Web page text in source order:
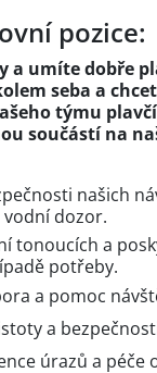
pozice:
a umíte dobře
seba a
týmu
součástí na
našich
dozor.
tonoucích a
potřeby.
a pomoc
a
úrazů a péče